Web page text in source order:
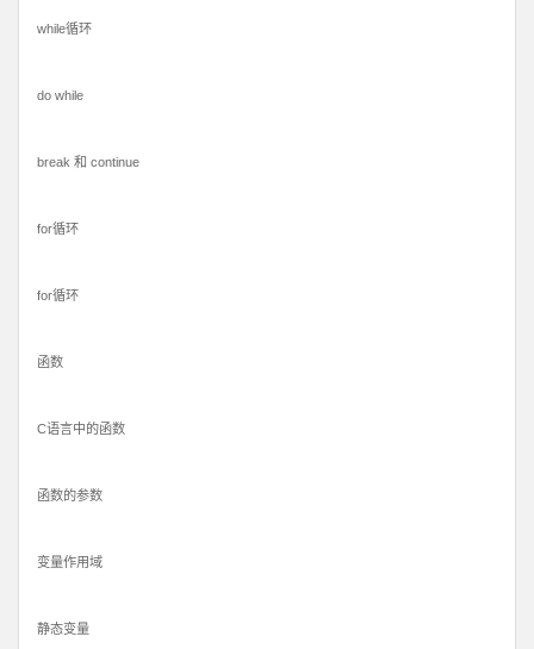
while循环
do while
break 和 continue
for循环
for循环
函数
C语言中的函数
函数的参数
变量作用域
静态变量